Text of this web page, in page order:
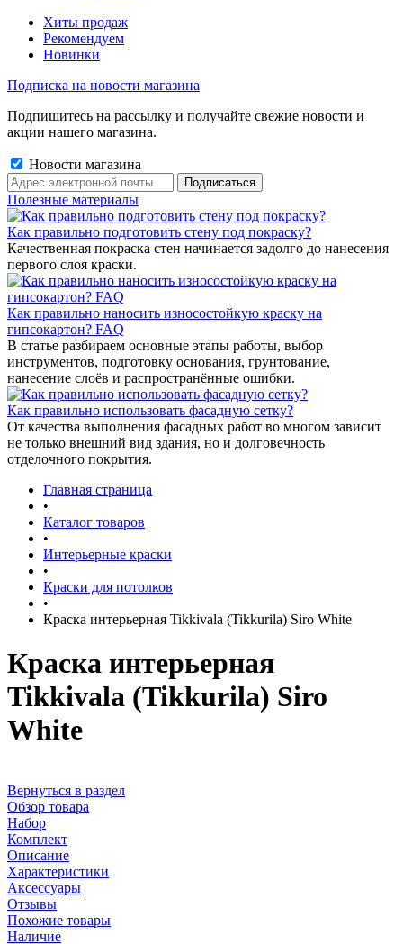
Хиты продаж
Рекомендуем
Новинки
Подписка на новости магазина
Подпишитесь на рассылку и получайте свежие новости и
акции нашего магазина.
Новости магазина
Полезные материалы
Как правильно подготовить стену под покраску?
Качественная покраска стен начинается задолго до нанесения
первого слоя краски.
Как правильно наносить износостойкую краску на
гипсокартон? FAQ
В статье разбираем основные этапы работы, выбор
инструментов, подготовку основания, грунтование,
нанесение слоёв и распространённые ошибки.
Как правильно использовать фасадную сетку?
От качества выполнения фасадных работ во многом зависит
не только внешний вид здания, но и долговечность
отделочного покрытия.
Главная страница
•
Каталог товаров
•
Интерьерные краски
•
Краски для потолков
•
Краска интерьерная Tikkivala (Tikkurila) Siro White
Краска интерьерная
Tikkivala (Tikkurila) Siro
White
Вернуться в раздел
Обзор товара
Набор
Комплект
Описание
Характеристики
Аксессуары
Отзывы
Похожие товары
Наличие